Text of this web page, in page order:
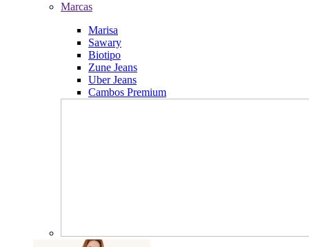
Marcas
Marisa
Sawary
Biotipo
Zune Jeans
Uber Jeans
Cambos Premium